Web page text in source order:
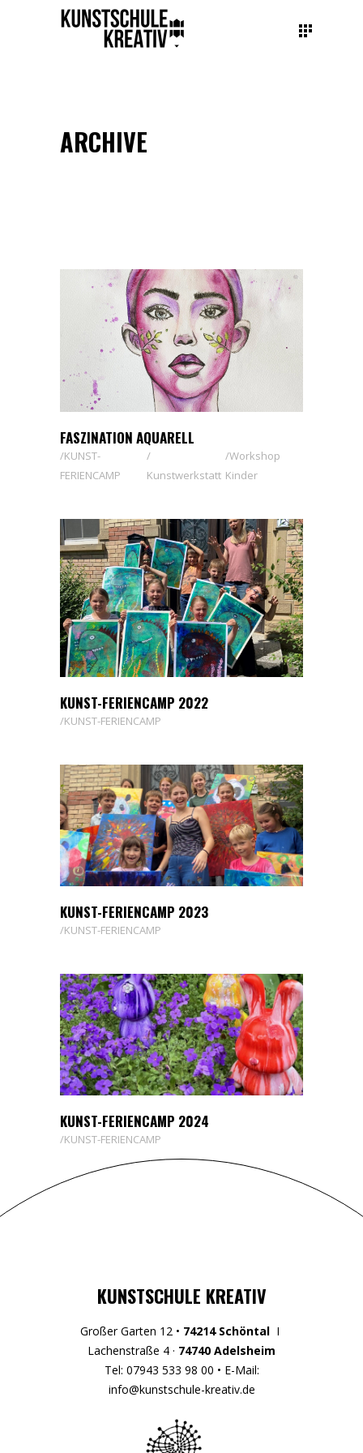
ARCHIVE
FASZINATION AQUARELL
KUNST-
FERIENCAMP
Kunstwerkstatt
Workshop
Kinder
KUNST-FERIENCAMP 2022
KUNST-FERIENCAMP
KUNST-FERIENCAMP 2023
KUNST-FERIENCAMP
KUNST-FERIENCAMP 2024
KUNST-FERIENCAMP
KUNSTSCHULE KREATIV
Großer Garten 12 • 74214 Schöntal I
Lachenstraße 4 · 74740 Adelsheim
Tel: 07943 533 98 00 • E-Mail:
info@kunstschule-kreativ.de